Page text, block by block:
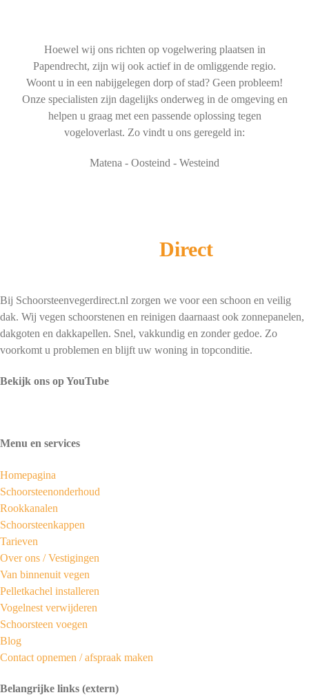
Hoewel wij ons richten op vogelwering plaatsen in
Papendrecht, zijn wij ook actief in de omliggende regio.
Woont u in een nabijgelegen dorp of stad? Geen probleem!
Onze specialisten zijn dagelijks onderweg in de omgeving en
helpen u graag met een passende oplossing tegen
vogeloverlast. Zo vindt u ons geregeld in:
Matena - Oosteind - Westeind
Direct
Bij Schoorsteenvegerdirect.nl zorgen we voor een schoon en veilig
dak. Wij vegen schoorstenen en reinigen daarnaast ook zonnepanelen,
dakgoten en dakkapellen. Snel, vakkundig en zonder gedoe. Zo
voorkomt u problemen en blijft uw woning in topconditie.
Bekijk ons op YouTube
Menu en services
Homepagina
Schoorsteenonderhoud
Rookkanalen
Schoorsteenkappen
Tarieven
Over ons /Vestigingen
Van binnenuit vegen
Pelletkachel installeren
Vogelnest verwijderen
Schoorsteen voegen
Blog
Contact opnemen / afspraak maken
Belangrijke links (extern)